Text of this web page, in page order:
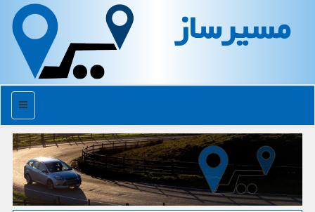
مسیرساز
منو